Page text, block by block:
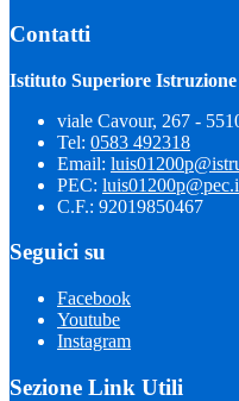
Contatti
Istituto Superiore
viale Cavour, 267 -
Tel: 0583 492318
Email:
PEC:
C.F.: 92019850467
Seguici su
Facebook
Youtube
Instagram
Sezione Link Utili